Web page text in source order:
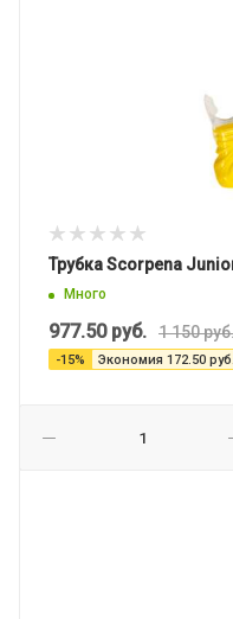
Трубка Scorpena
Много
977.50руб. 1 150
-15% Экономия 172.50 руб.